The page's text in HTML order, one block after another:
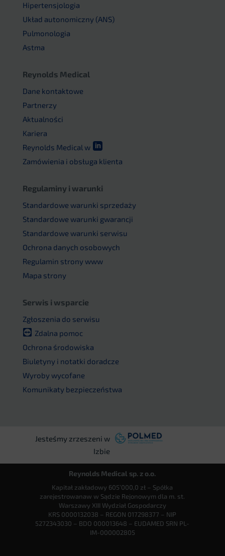
Hipertensjologia
Układ autonomiczny (ANS)
Pulmonologia
Astma
Reynolds Medical
Dane kontaktowe
Partnerzy
Aktualności
Kariera
Reynolds Medical w 
Zamówienia i obsługa klienta
Regulaminy i warunki
Standardowe warunki sprzedaży
Standardowe warunki gwarancji
Standardowe warunki serwisu
Ochrona danych osobowych
Regulamin strony www
Mapa strony
Serwis i wsparcie
Zgłoszenia do serwisu
Zdalna pomoc
Ochrona środowiska
Biuletyny i notatki doradcze
Wyroby wycofane
Komunikaty bezpieczeństwa
Jesteśmy zrzeszeni w
Izbie
Reynolds Medical sp. z o.o.
Kapitał zakładowy 605’000,0 zł – Spółka
zarejestrowanaw w Sądzie Rejonowym dla m. st.
Warszawy XIII Wydział Gospodarczy
KRS 0000132038 – REGON 017298377 – NIP
5272343030 – BDO 000013648 – EUDAMED SRN PL-
IM-000002805